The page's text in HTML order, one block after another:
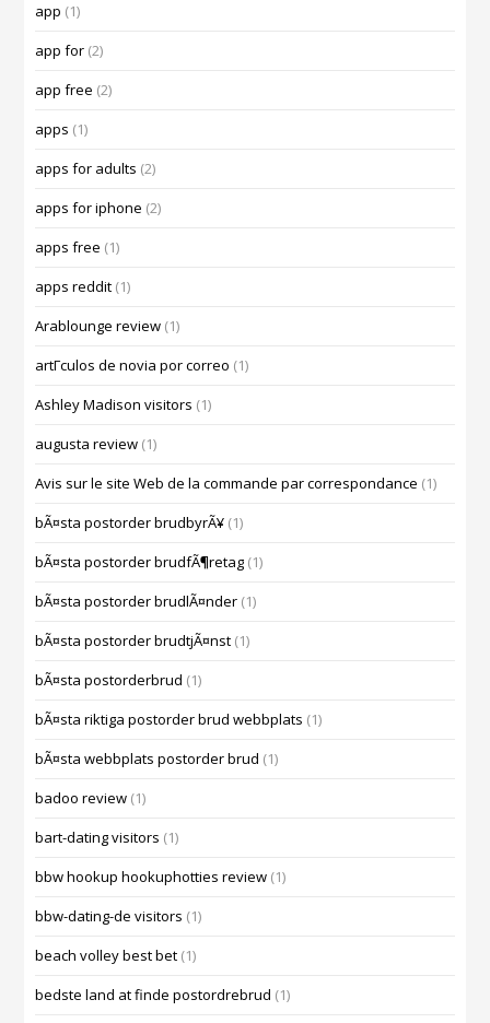
app (1)
app for (2)
app free (2)
apps (1)
apps for adults (2)
apps for iphone (2)
apps free (1)
apps reddit (1)
Arablounge review (1)
artГ­culos de novia por correo (1)
Ashley Madison visitors (1)
augusta review (1)
Avis sur le site Web de la commande par correspondance (1)
bÃ¤sta postorder brudbyrÃ¥ (1)
bÃ¤sta postorder brudfÃ¶retag (1)
bÃ¤sta postorder brudlÃ¤nder (1)
bÃ¤sta postorder brudtjÃ¤nst (1)
bÃ¤sta postorderbrud (1)
bÃ¤sta riktiga postorder brud webbplats (1)
bÃ¤sta webbplats postorder brud (1)
badoo review (1)
bart-dating visitors (1)
bbw hookup hookuphotties review (1)
bbw-dating-de visitors (1)
beach volley best bet (1)
bedste land at finde postordrebrud (1)